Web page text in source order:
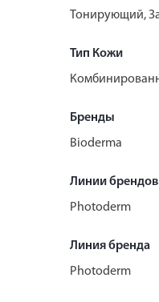
Тонирующий,
Тип Кожи
Бренды
Bioderma
Линии брендов
Photoderm
Линия бренда
Photoderm